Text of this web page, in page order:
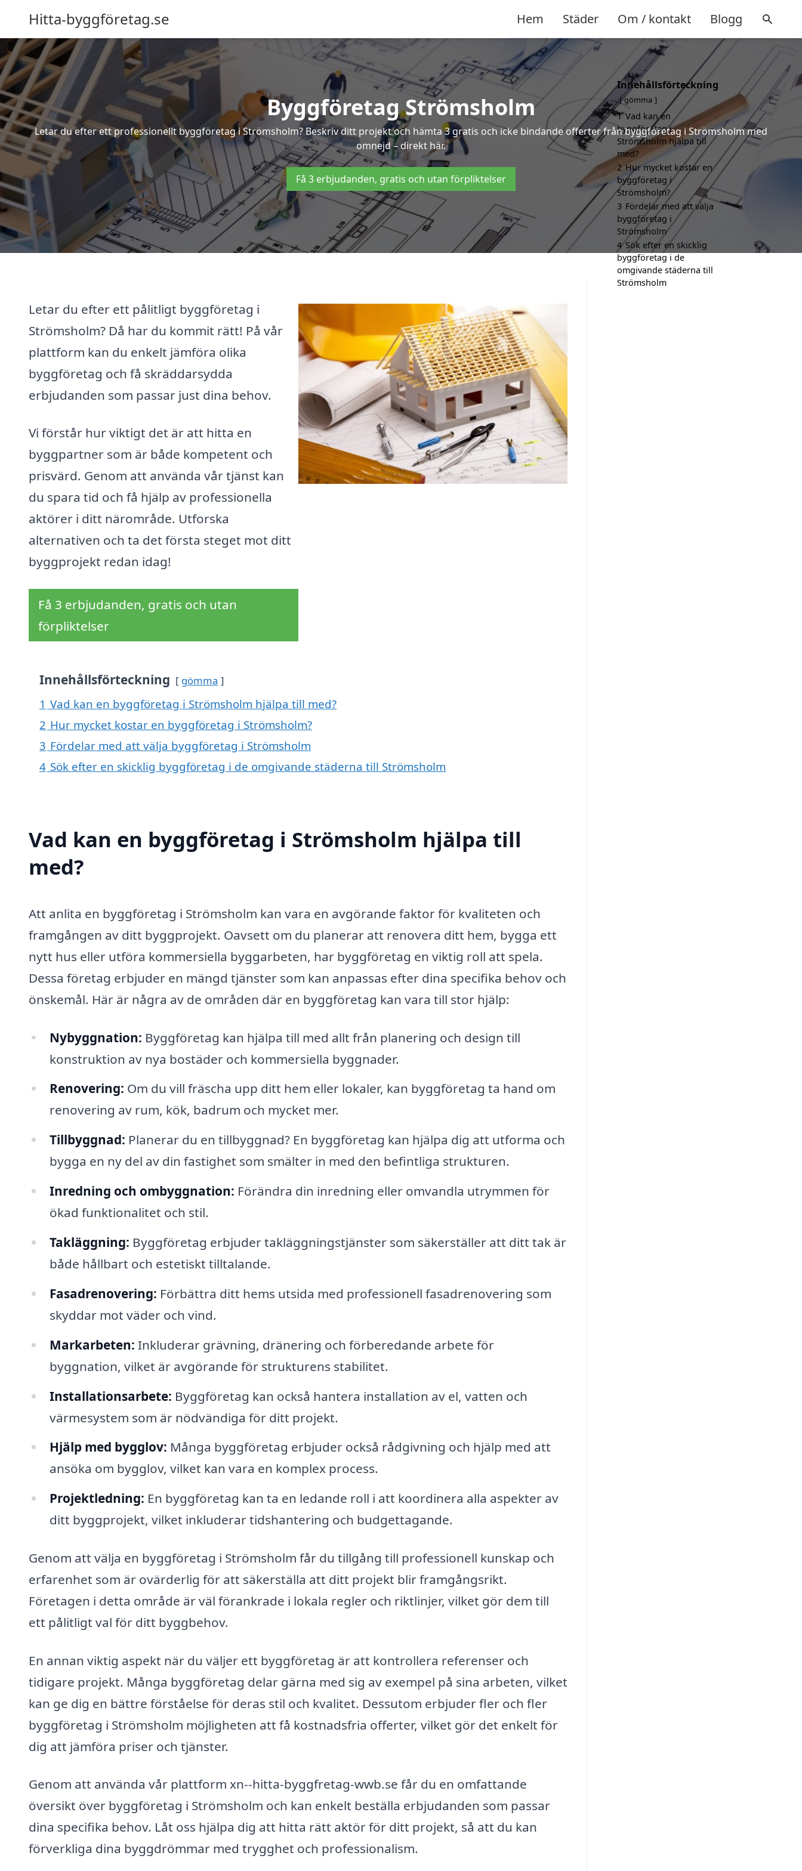
Hitta-byggföretag.se Hem Städer Om / kontakt Blogg
Byggföretag Strömsholm
Letar du efter ett professionellt byggföretag i Strömsholm? Beskriv ditt projekt och hämta 3 gratis och icke bindande offerter från byggföretag i Strömsholm med
omnejd – direkt här.
Få 3 erbjudanden, gratis och utan förpliktelser
Letar du efter ett pålitligt byggföretag i
Strömsholm? Då har du kommit rätt! På vår
plattform kan du enkelt jämföra olika
byggföretag och få skräddarsydda
erbjudanden som passar just dina behov.
Vi förstår hur viktigt det är att hitta en
byggpartner som är både kompetent och
prisvärd. Genom att använda vår tjänst kan
du spara tid och få hjälp av professionella
aktörer i ditt närområde. Utforska
alternativen och ta det första steget mot ditt
byggprojekt redan idag!
Få 3 erbjudanden, gratis och utan
förpliktelser
Innehållsförteckning gömma
1 Vad kan en byggföretag i Strömsholm hjälpa till med?
2 Hur mycket kostar en byggföretag i Strömsholm?
3 Fördelar med att välja byggföretag i Strömsholm
4 Sök efter en skicklig byggföretag i de omgivande städerna till Strömsholm
Vad kan en byggföretag i Strömsholm hjälpa till
med?
Att anlita en byggföretag i Strömsholm kan vara en avgörande faktor för kvaliteten och
framgången av ditt byggprojekt. Oavsett om du planerar att renovera ditt hem, bygga ett
nytt hus eller utföra kommersiella byggarbeten, har byggföretag en viktig roll att spela.
Dessa företag erbjuder en mängd tjänster som kan anpassas efter dina specifika behov och
önskemål. Här är några av de områden där en byggföretag kan vara till stor hjälp:
Nybyggnation: Byggföretag kan hjälpa till med allt från planering och design till
konstruktion av nya bostäder och kommersiella byggnader.
Renovering: Om du vill fräscha upp ditt hem eller lokaler, kan byggföretag ta hand om
renovering av rum, kök, badrum och mycket mer.
Tillbyggnad: Planerar du en tillbyggnad? En byggföretag kan hjälpa dig att utforma och
bygga en ny del av din fastighet som smälter in med den befintliga strukturen.
Inredning och ombyggnation: Förändra din inredning eller omvandla utrymmen för
ökad funktionalitet och stil.
Takläggning: Byggföretag erbjuder takläggningstjänster som säkerställer att ditt tak är
både hållbart och estetiskt tilltalande.
Fasadrenovering: Förbättra ditt hems utsida med professionell fasadrenovering som
skyddar mot väder och vind.
Markarbeten: Inkluderar grävning, dränering och förberedande arbete för
byggnation, vilket är avgörande för strukturens stabilitet.
Installationsarbete: Byggföretag kan också hantera installation av el, vatten och
värmesystem som är nödvändiga för ditt projekt.
Hjälp med bygglov: Många byggföretag erbjuder också rådgivning och hjälp med att
ansöka om bygglov, vilket kan vara en komplex process.
Projektledning: En byggföretag kan ta en ledande roll i att koordinera alla aspekter av
ditt byggprojekt, vilket inkluderar tidshantering och budgettagande.
Genom att välja en byggföretag i Strömsholm får du tillgång till professionell kunskap och
erfarenhet som är ovärderlig för att säkerställa att ditt projekt blir framgångsrikt.
Företagen i detta område är väl förankrade i lokala regler och riktlinjer, vilket gör dem till
ett pålitligt val för ditt byggbehov.
En annan viktig aspekt när du väljer ett byggföretag är att kontrollera referenser och
tidigare projekt. Många byggföretag delar gärna med sig av exempel på sina arbeten, vilket
kan ge dig en bättre förståelse för deras stil och kvalitet. Dessutom erbjuder fler och fler
byggföretag i Strömsholm möjligheten att få kostnadsfria offerter, vilket gör det enkelt för
dig att jämföra priser och tjänster.
Genom att använda vår plattform xn--hitta-byggfretag-wwb.se får du en omfattande
översikt över byggföretag i Strömsholm och kan enkelt beställa erbjudanden som passar
dina specifika behov. Låt oss hjälpa dig att hitta rätt aktör för ditt projekt, så att du kan
förverkliga dina byggdrömmar med trygghet och professionalism.
Innehållsförteckning
gömma
1 Vad kan en
byggföretag i
Strömsholm hjälpa till
med?
2 Hur mycket kostar en
byggföretag i
Strömsholm?
3 Fördelar med att välja
byggföretag i
Strömsholm
4 Sök efter en skicklig
byggföretag i de
omgivande städerna till
Strömsholm